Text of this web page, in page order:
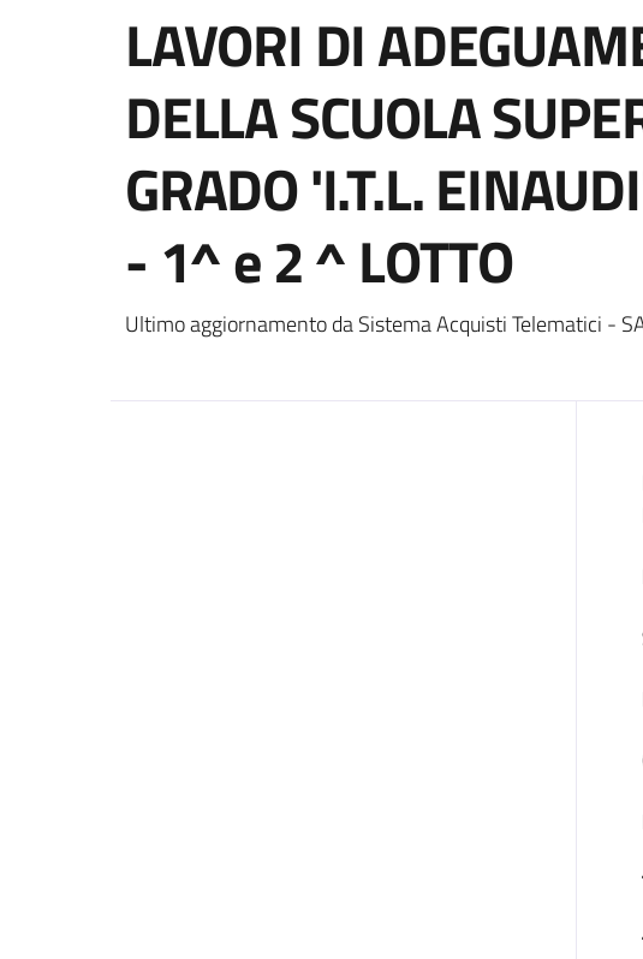
LAVORI DI
DELLA SCUOLA
GRADO 'I.T.L.
- 1^ e 2 ^ LOTTO
Ultimo aggiornamento da Sistema Acquisti Telematici -